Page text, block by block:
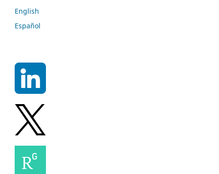
English
Español